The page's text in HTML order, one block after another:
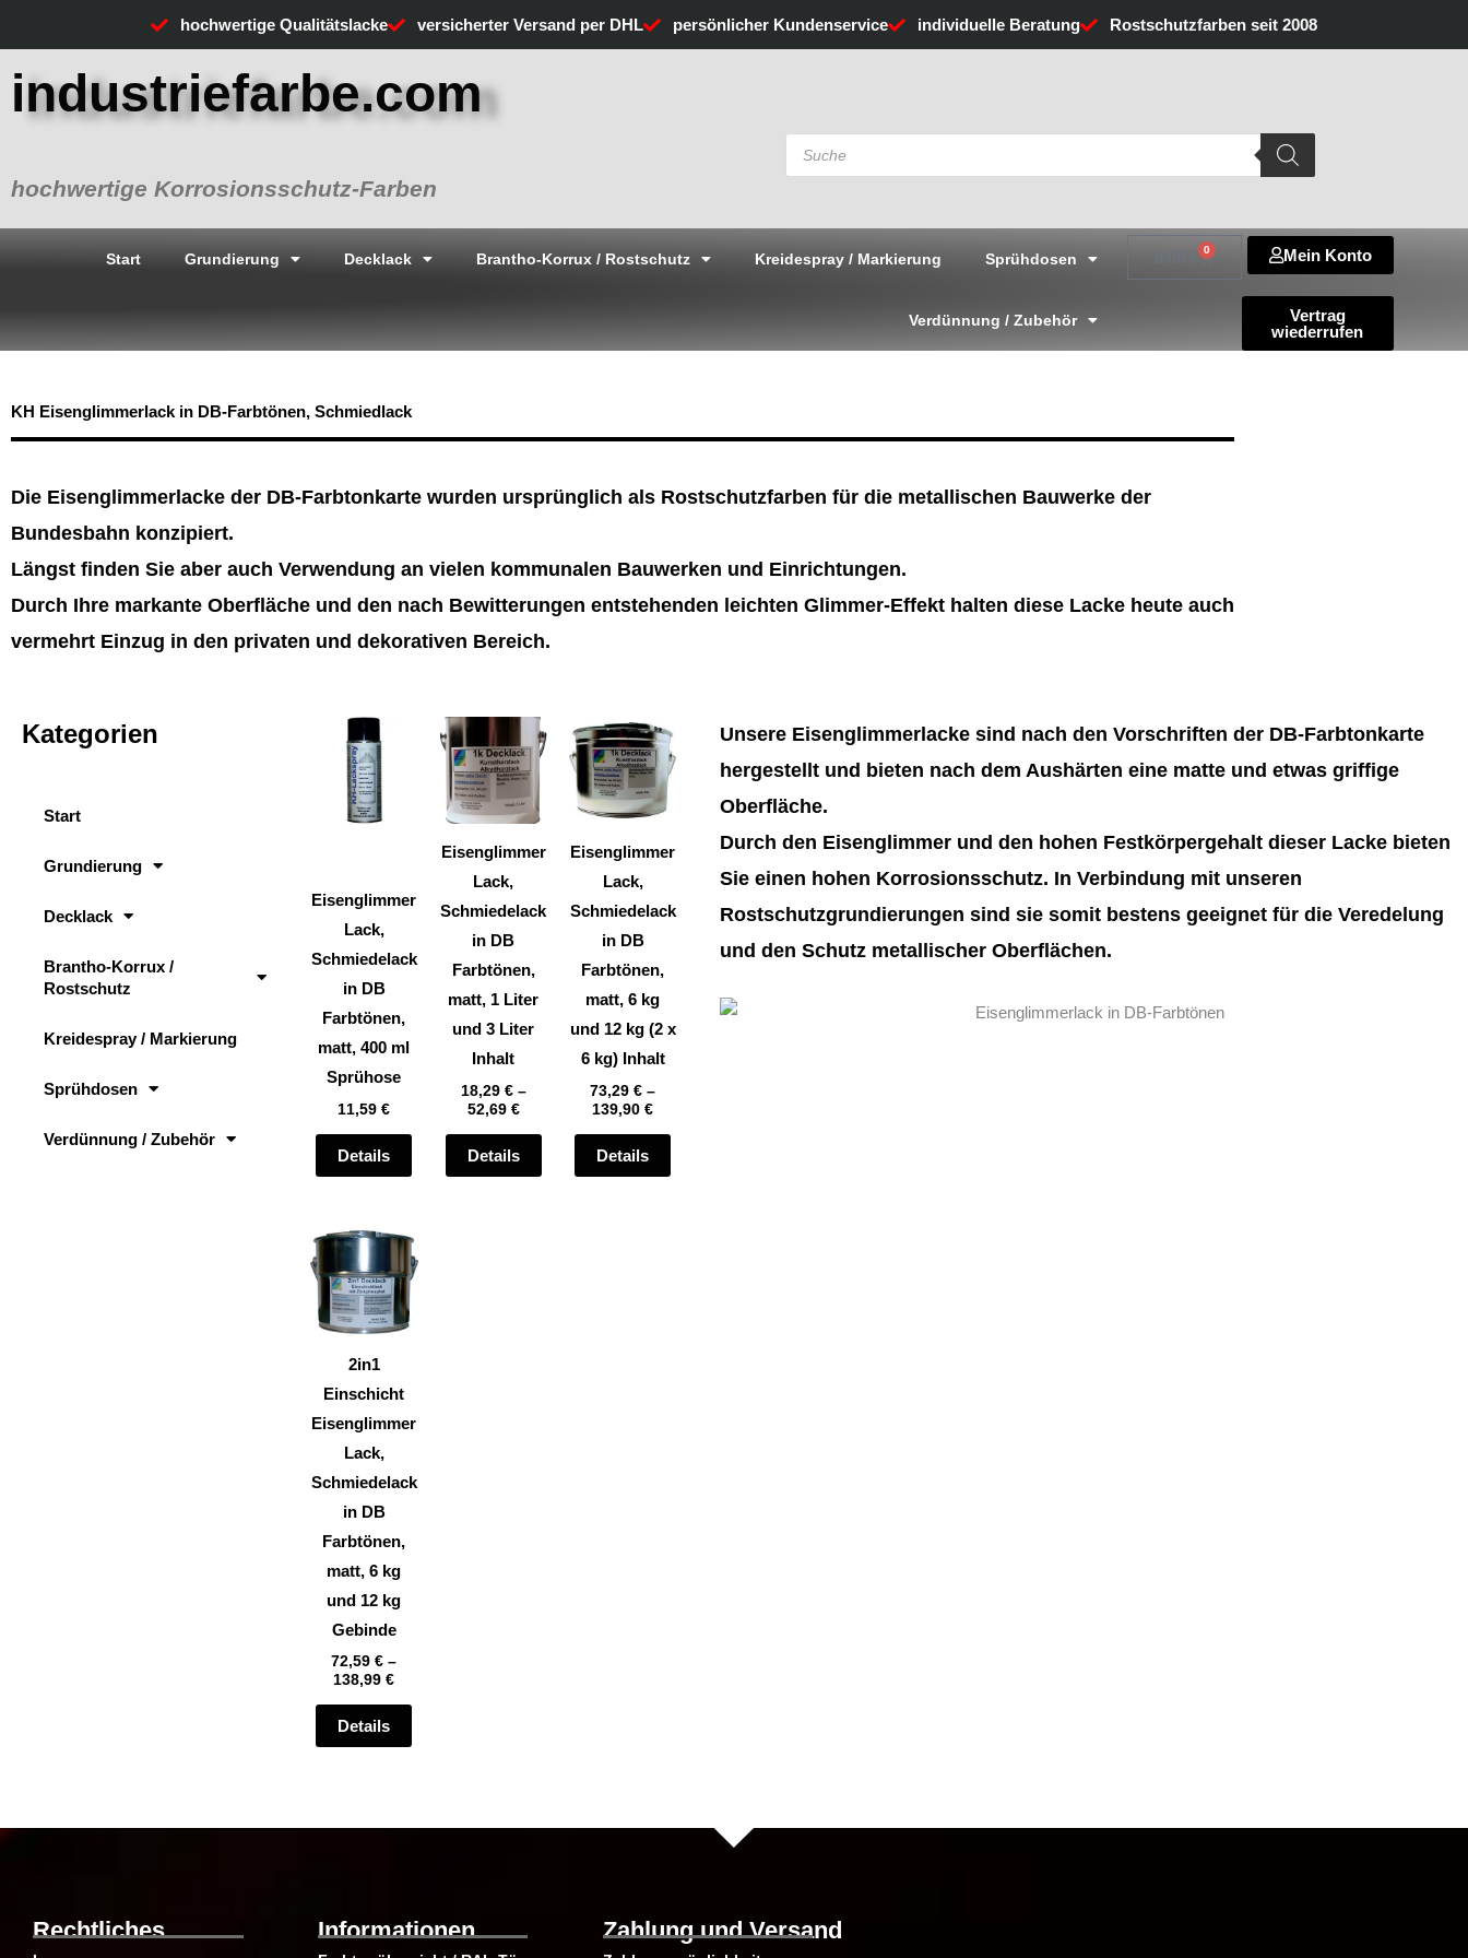
springen
hochwertige Qualitätslacke versicherter Versand per DHL persönlicher Kundenservice individuelle Beratung Rostschutzfarben seit 2008
industriefarbe.com
hochwertige Korrosionsschutz-Farben
Products
search
Start Grundierung Decklack Brantho-Korrux / Rostschutz Kreidespray / Markierung Sprühdosen
Verdünnung / Zubehör
0
WarenkorbMein Konto
Vertrag
wiederrufen
KH Eisenglimmerlack in DB-Farbtönen, Schmiedlack
Die Eisenglimmerlacke der DB-Farbtonkarte wurden ursprünglich als Rostschutzfarben für die metallischen Bauwerke der
Bundesbahn konzipiert.
Längst finden Sie aber auch Verwendung an vielen kommunalen Bauwerken und Einrichtungen.
Durch Ihre markante Oberfläche und den nach Bewitterungen entstehenden leichten Glimmer-Effekt halten diese Lacke heute auch
vermehrt Einzug in den privaten und dekorativen Bereich.
Kategorien
Start
Grundierung
Decklack
Brantho-Korrux /
Rostschutz
Kreidespray / Markierung
Sprühdosen
Verdünnung / Zubehör
Eisenglimmer
Lack,
Schmiedelack
in DB
Farbtönen,
matt, 400 ml
Sprühose
11,59€
Details
Dieses
Produkt
mehrere
Varianten
Die
Optionen
können
Produktseite
gewählt
Eisenglimmer
Lack,
Schmiedelack
in DB
Farbtönen,
matt, 1 Liter
und 3 Liter
Inhalt
18,29 €–
52,69 €
Details
Dieses
Produkt
weist
mehrere
Varianten
Die
Optionen
können
Produktseite
gewählt
werden
Eisenglimmer
Lack,
Schmiedelack
in DB
Farbtönen,
matt, 6 kg
und 12 kg (2 x
6 kg) Inhalt
73,29 € –
139,90 €
Details
Dieses
Produkt
mehrere
Varianten
Die
der
2in1
Einschicht
Eisenglimmer
Lack,
Schmiedelack
in DB
Farbtönen,
matt, 6 kg
und 12 kg
Gebinde
72,59€ –
138,99€
Details
Dieses
Produkt
Die
können
Unsere Eisenglimmerlacke sind nach den Vorschriften der DB-Farbtonkarte
hergestellt und bieten nach dem Aushärten eine matte und etwas griffige
Oberfläche.
Durch den Eisenglimmer und den hohen Festkörpergehalt dieser Lacke bieten
Sie einen hohen Korrosionsschutz. In Verbindung mit unseren
Rostschutzgrundierungen sind sie somit bestens geeignet für die Veredelung
und den Schutz metallischer Oberflächen.
Rechtliches Informationen Zahlung und Versand